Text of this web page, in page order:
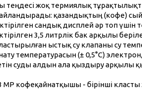
теңдесі жоқ термиялық
қазандықтың (кофе)
сандық дисплей әр топ
3,5 литрлік бак арқылы
ыстық су клапаны су
температурасын (± 0,5°C)
суды алдын ала қыздыру арқылы
MP кофеқайнатқышы - бірінші